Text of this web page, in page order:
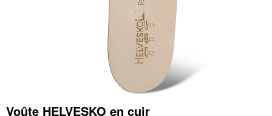
Voûte HELVESKO en cuir